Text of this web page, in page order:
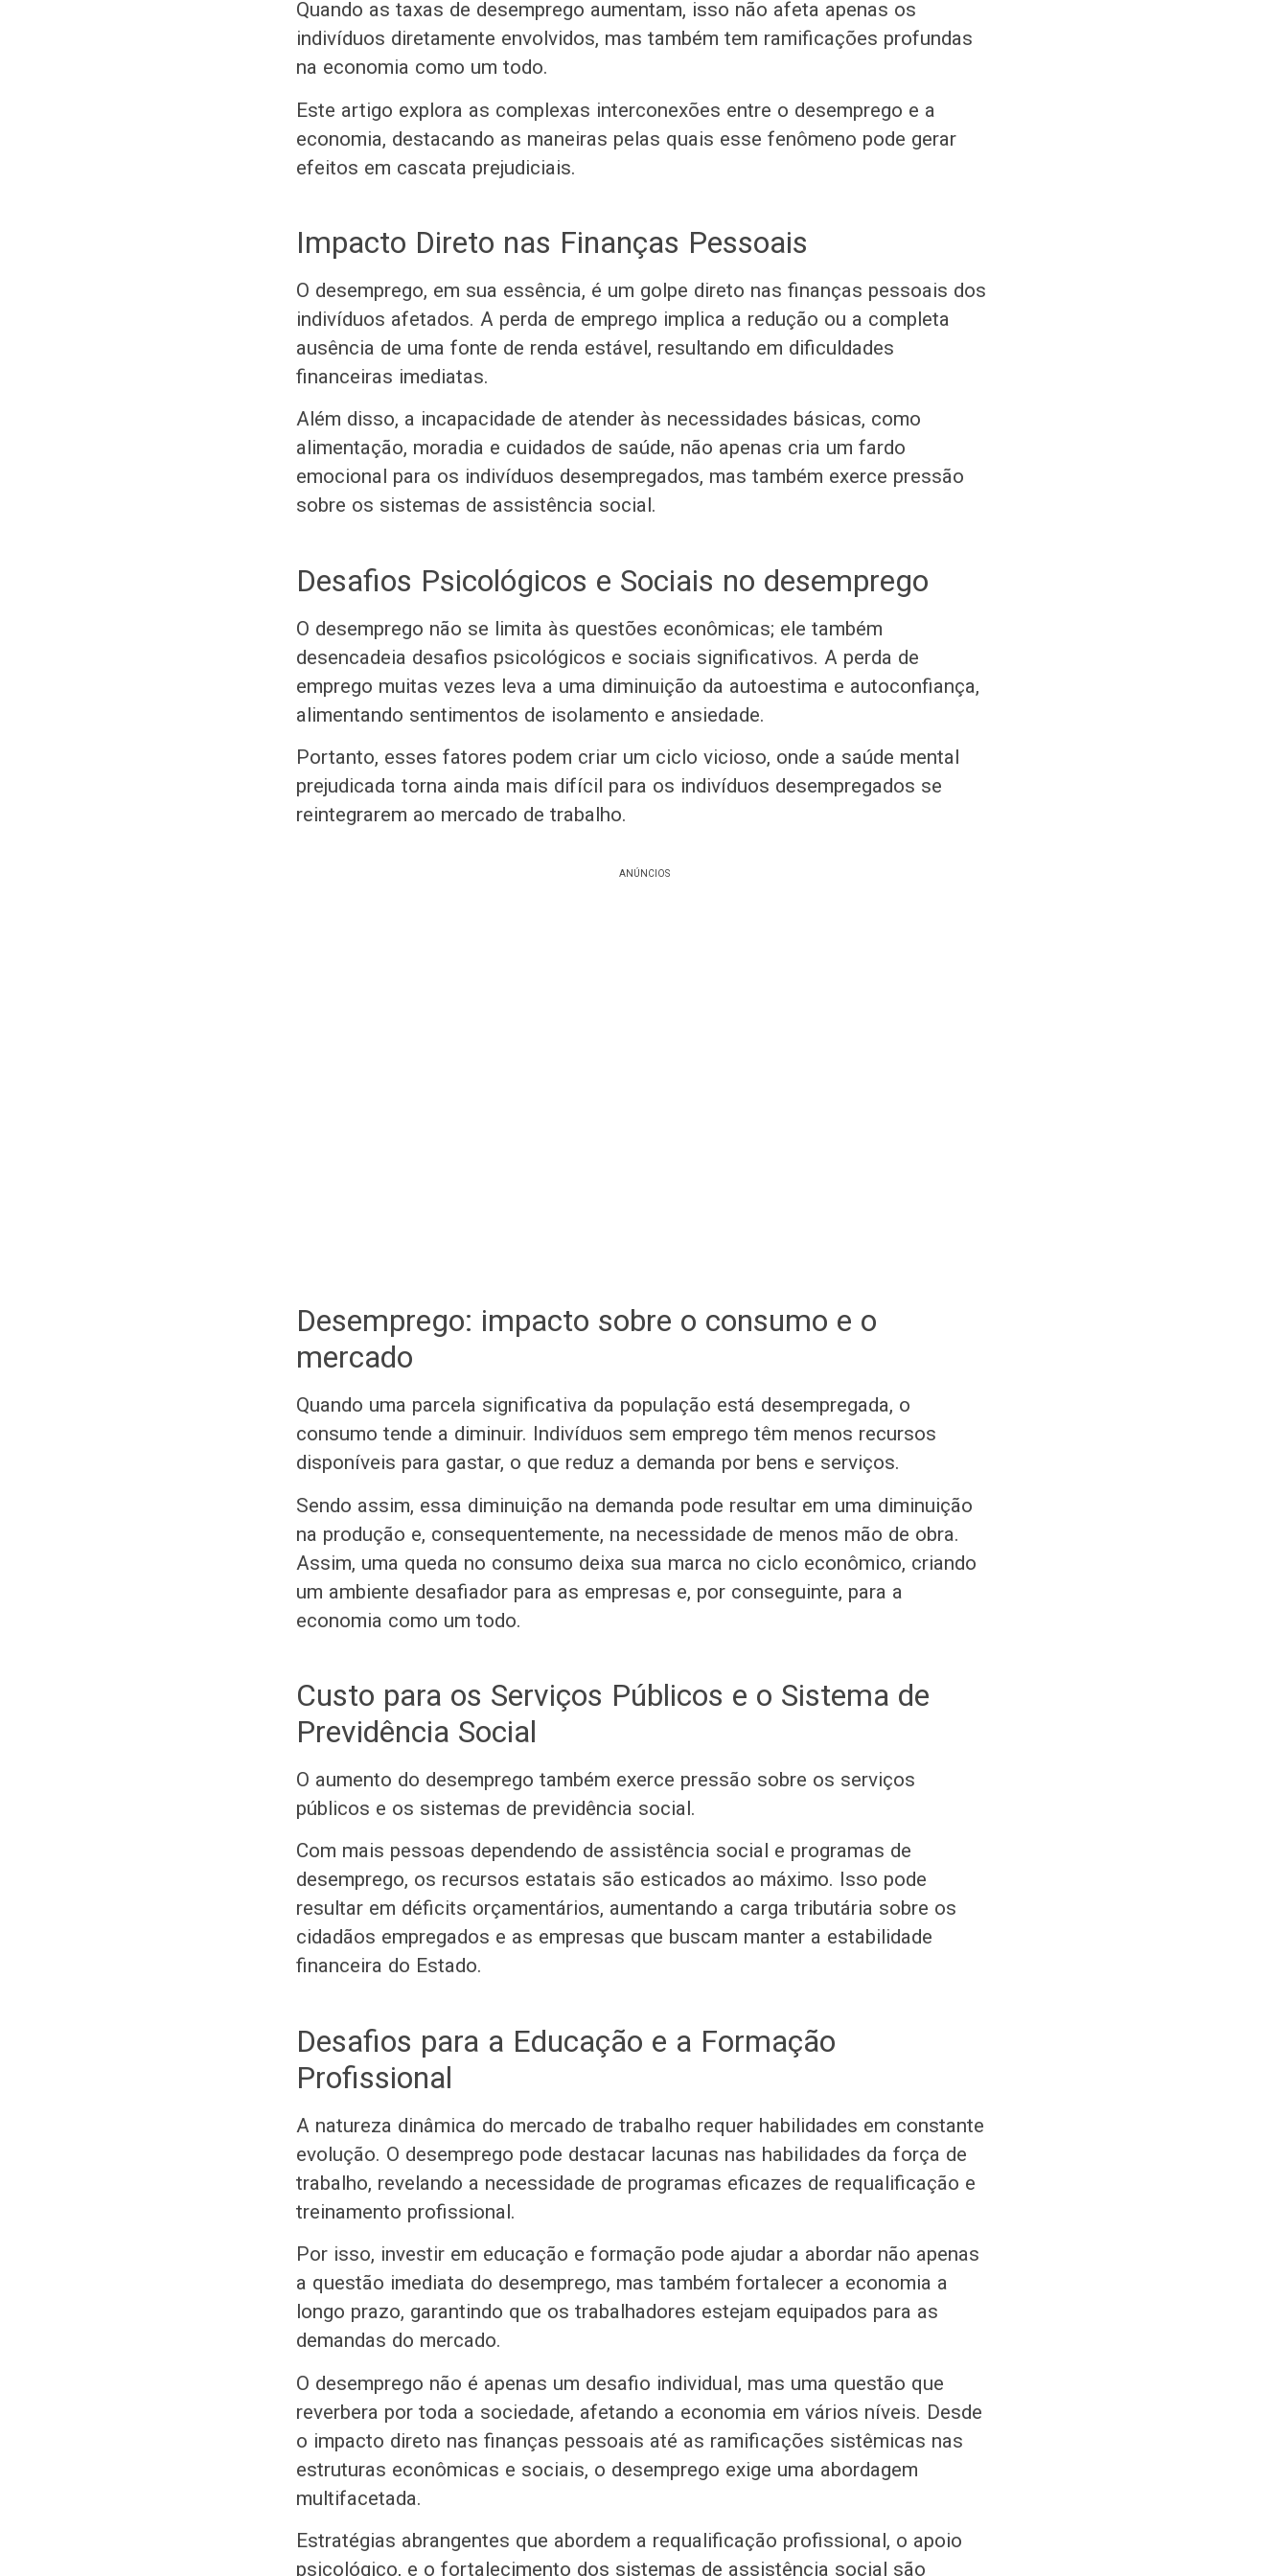
Quando as taxas de desemprego aumentam, isso não afeta apenas os
indivíduos diretamente envolvidos, mas também tem ramificações profundas
na economia como um todo.
Este artigo explora as complexas interconexões entre o desemprego e a
economia, destacando as maneiras pelas quais esse fenômeno pode gerar
efeitos em cascata prejudiciais.
Impacto Direto nas Finanças Pessoais
O desemprego, em sua essência, é um golpe direto nas finanças pessoais dos
indivíduos afetados. A perda de emprego implica a redução ou a completa
ausência de uma fonte de renda estável, resultando em dificuldades
financeiras imediatas.
Além disso, a incapacidade de atender às necessidades básicas, como
alimentação, moradia e cuidados de saúde, não apenas cria um fardo
emocional para os indivíduos desempregados, mas também exerce pressão
sobre os sistemas de assistência social.
Desafios Psicológicos e Sociais no desemprego
O desemprego não se limita às questões econômicas; ele também
desencadeia desafios psicológicos e sociais significativos. A perda de
emprego muitas vezes leva a uma diminuição da autoestima e autoconfiança,
alimentando sentimentos de isolamento e ansiedade.
Portanto, esses fatores podem criar um ciclo vicioso, onde a saúde mental
prejudicada torna ainda mais difícil para os indivíduos desempregados se
reintegrarem ao mercado de trabalho.
ANÚNCIOS
Desemprego: impacto sobre o consumo e o
mercado
Quando uma parcela significativa da população está desempregada, o
consumo tende a diminuir. Indivíduos sem emprego têm menos recursos
disponíveis para gastar, o que reduz a demanda por bens e serviços.
Sendo assim, essa diminuição na demanda pode resultar em uma diminuição
na produção e, consequentemente, na necessidade de menos mão de obra.
Assim, uma queda no consumo deixa sua marca no ciclo econômico, criando
um ambiente desafiador para as empresas e, por conseguinte, para a
economia como um todo.
Custo para os Serviços Públicos e o Sistema de
Previdência Social
O aumento do desemprego também exerce pressão sobre os serviços
públicos e os sistemas de previdência social.
Com mais pessoas dependendo de assistência social e programas de
desemprego, os recursos estatais são esticados ao máximo. Isso pode
resultar em déficits orçamentários, aumentando a carga tributária sobre os
cidadãos empregados e as empresas que buscam manter a estabilidade
financeira do Estado.
Desafios para a Educação e a Formação
Profissional
A natureza dinâmica do mercado de trabalho requer habilidades em constante
evolução. O desemprego pode destacar lacunas nas habilidades da força de
trabalho, revelando a necessidade de programas eficazes de requalificação e
treinamento profissional.
Por isso, investir em educação e formação pode ajudar a abordar não apenas
a questão imediata do desemprego, mas também fortalecer a economia a
longo prazo, garantindo que os trabalhadores estejam equipados para as
demandas do mercado.
O desemprego não é apenas um desafio individual, mas uma questão que
reverbera por toda a sociedade, afetando a economia em vários níveis. Desde
o impacto direto nas finanças pessoais até as ramificações sistêmicas nas
estruturas econômicas e sociais, o desemprego exige uma abordagem
multifacetada.
Estratégias abrangentes que abordem a requalificação profissional, o apoio
psicológico, e o fortalecimento dos sistemas de assistência social são